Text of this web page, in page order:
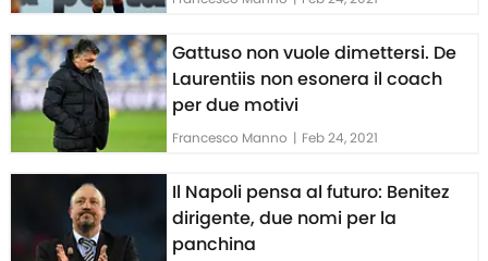
Gattuso non vuole dimettersi. De
Laurentiis non esonera il coach
per due motivi
Francesco Manno | Feb 24, 2021
Il Napoli pensa al futuro: Benitez
dirigente, due nomi per la
panchina